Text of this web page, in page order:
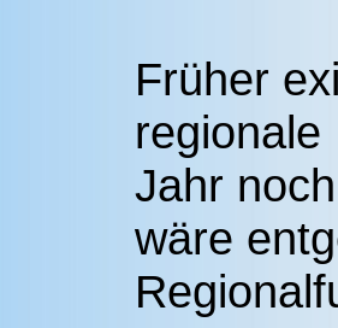
Früher
Jahr
wäre